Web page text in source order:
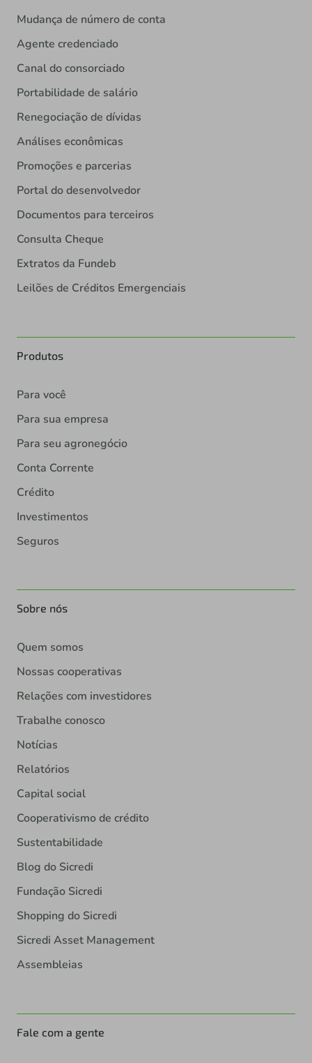
Mudança de número de conta
Agente credenciado
Canal do consorciado
Portabilidade de salário
Renegociação de dívidas
Análises econômicas
Promoções e parcerias
Portal do desenvolvedor
Documentos para terceiros
Consulta Cheque
Extratos da Fundeb
Leilões de Créditos Emergenciais
Produtos
Para você
Para sua empresa
Para seu agronegócio
Conta Corrente
Crédito
Investimentos
Seguros
Sobre nós
Quem somos
Nossas cooperativas
Relações com investidores
Trabalhe conosco
Notícias
Relatórios
Capital social
Cooperativismo de crédito
Sustentabilidade
Blog do Sicredi
Fundação Sicredi
Shopping do Sicredi
Sicredi Asset Management
Assembleias
Fale com a gente